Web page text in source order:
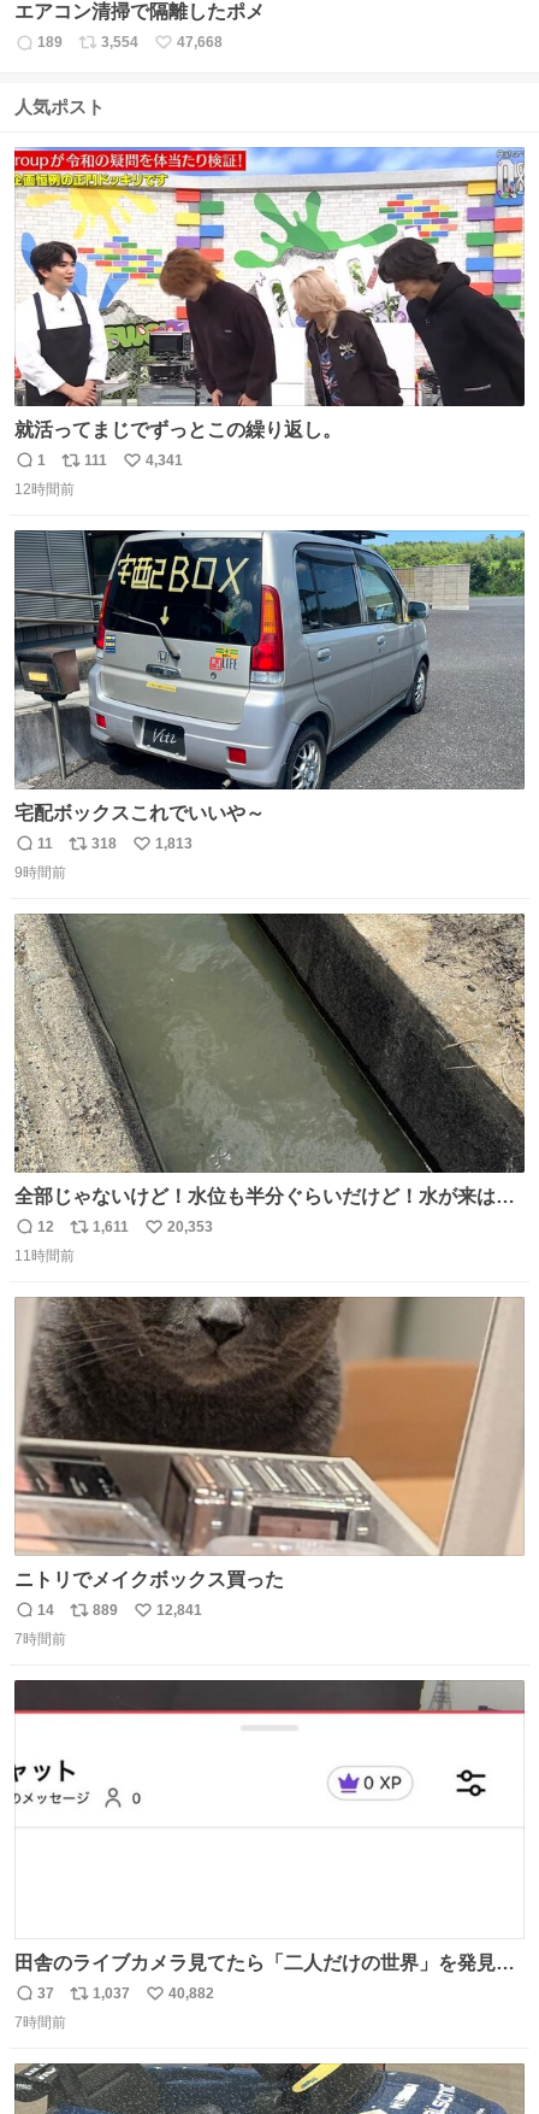
エアコン清掃で隔離したポメ
返
数
189
リ
ス
数
3,554
い
47,668
人気ポスト
就活ってまじでずっとこの繰り返し。
返
信
1
リ
ポ
ト
数
111
い
数
4,341
12時間前
宅配ボックスこれでいいや～
返
信
11
リ
ト
数
318
い
1,813
9時間前
全部じゃないけど！水位も半分ぐらいだけど！水が来はじ
めたよ！！！ 作業してくれた方々ありがとーーー
ー！！！！！！！！！！！！！！！！！！！！！！！！！
返
信
12
リ
ポ
ト
数
1,611
い
数
20,353
11時間前
ニトリでメイクボックス買った
返
信
14
リ
889
い
12,841
7時間前
田舎のライブカメラ見てたら「二人だけの世界」を発見し
た
返
信
37
リ
ト
数
1,037
い
数
40,882
7時間前